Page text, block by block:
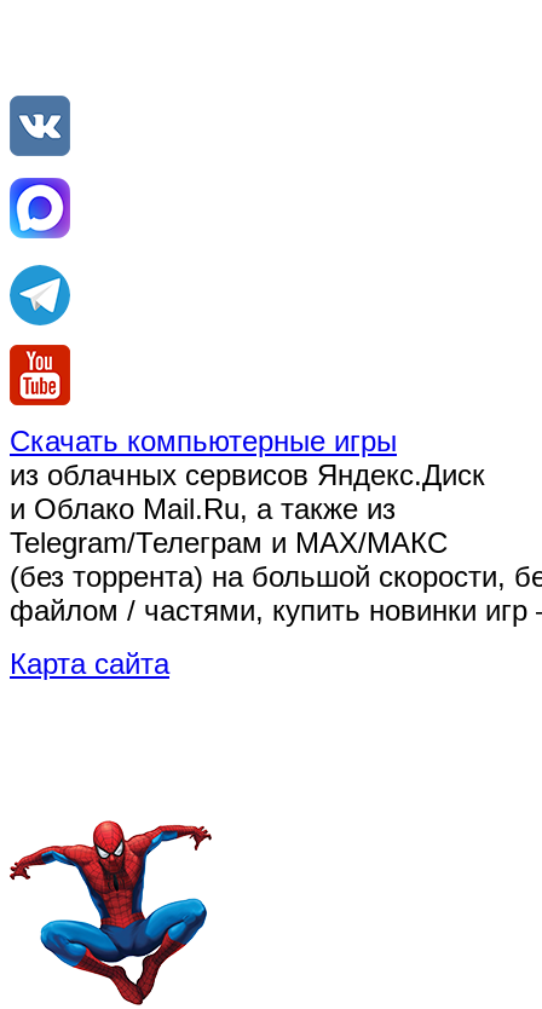
Скачать компьютерные игры
из облачных сервисов Яндекс.Диск
и Облако Mail.Ru, а также из
Telegram/Телеграм и MAX/МАКС
(без торрента) на большой скорости,
файлом / частями, купить новинки
Карта сайта